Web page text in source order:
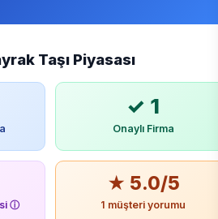
Taşı Piyasası
✓ 1
Onaylı Firma
ⓘ
★ 5.0/5
1 müşteri yorumu